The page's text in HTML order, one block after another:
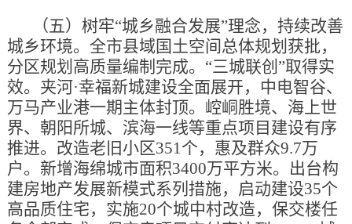
（五）树牢“城乡融合发展”理念，持续改善
城乡环境。全市县域国土空间总体规划获批，
分区规划高质量编制完成。“三城联创”取得实
效。夹河·幸福新城建设全面展开，中电智谷、
万马产业港一期主体封顶。崆峒胜境、海上世
界、朝阳所城、滨海一线等重点项目建设有序
推进。改造老旧小区351个，惠及群众9.7万
户。新增海绵城市面积3400万平方米。出台构
建房地产发展新模式系列措施，启动建设35个
高品质住宅，实施20个城中村改造，保交楼任